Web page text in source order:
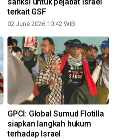
terkait GSF
02 June 2026 10:42 WIB
GPCI: Global Sumud Flotilla
siapkan langkah hukum
terhadap Israel